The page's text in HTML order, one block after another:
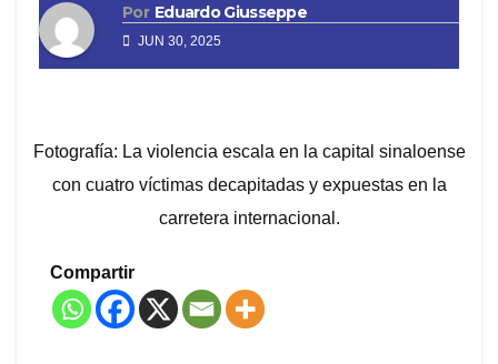
Por Eduardo Giusseppe
JUN 30, 2025
Fotografía: La violencia escala en la capital sinaloense
con cuatro víctimas decapitadas y expuestas en la
carretera internacional.
Compartir